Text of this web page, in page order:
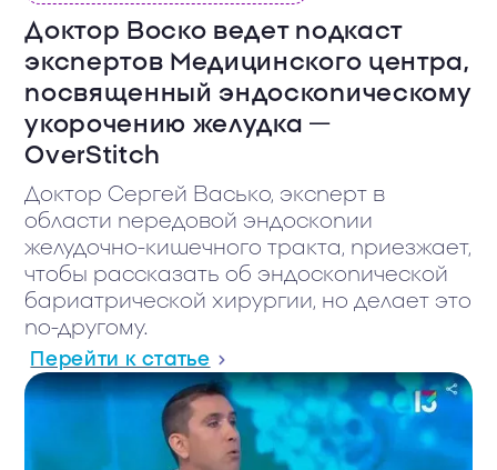
Доктор Воско ведет подкаст
экспертов Медицинского центра,
посвященный эндоскопическому
укорочению желудка —
OverStitch
Доктор Сергей Васько, эксперт в
области передовой эндоскопии
желудочно-кишечного тракта, приезжает,
чтобы рассказать об эндоскопической
бариатрической хирургии, но делает это
по-другому.
Перейти к статье